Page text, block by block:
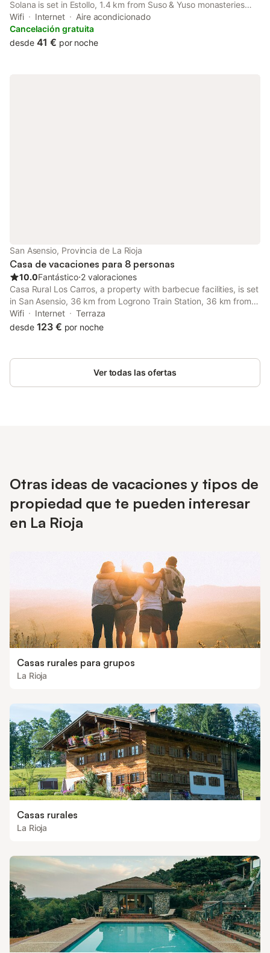
Solana is set in Estollo, 1.4 km from Suso & Yuso monasteries
and 14 km from Rioja Alta. This property offers access to a
patio, squash on the squash court, free private parking and free
WiFi.
Wifi Internet
Aire acondicionado
Cancelación gratuita
desde 41 € por noche
San Asensio, Provincia de La Rioja
Casa de vacaciones para 8 personas
10.0Fantástico⋅2 valoraciones
Casa Rural Los Carros, a property with barbecue facilities, is set
in San Asensio, 36 km from Logrono Train Station, 36 km from
Co-Cathedral of Santa María de la Redonda, as well as 36 km
from La Rioja Museum.
Wifi Internet
Terraza
desde 123 € por noche
Ver todas las ofertas
Otras ideas de vacaciones y tipos de
propiedad que te pueden interesar
en La Rioja
Casas rurales para grupos
La Rioja
Casas rurales
La Rioja